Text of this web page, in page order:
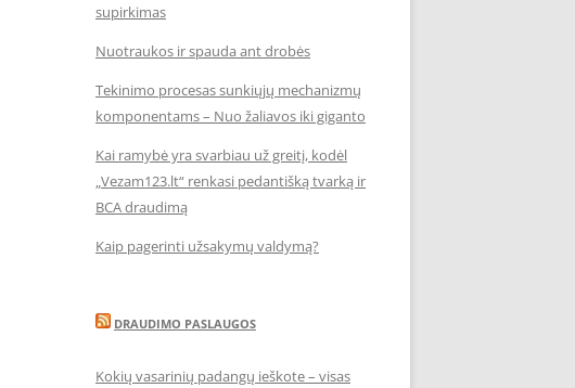
supirkimas
Nuotraukos ir spauda ant drobės
Tekinimo procesas sunkiųjų mechanizmų
komponentams – Nuo žaliavos iki giganto
Kai ramybė yra svarbiau už greitį, kodėl
„Vezam123.lt“ renkasi pedantišką tvarką ir
BCA draudimą
Kaip pagerinti užsakymų valdymą?
DRAUDIMO PASLAUGOS
Kokių vasarinių padangų ieškote – visas